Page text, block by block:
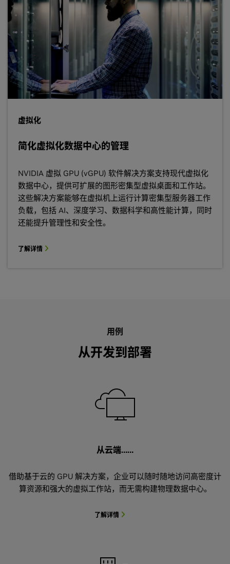
虚拟化
简化虚拟化数据中心的管理
NVIDIA 虚拟 GPU (vGPU) 软件解决方案支持现代虚拟化
数据中心，提供可扩展的图形密集型虚拟桌面和工作站。
这些解决方案能够在虚拟机上运行计算密集型服务器工作
负载，包括 AI、深度学习、数据科学和高性能计算，同时
还能提升管理性和安全性。
了解详情
用例
从开发到部署
从云端……
借助基于云的 GPU 解决方案，企业可以随时随地访问高密度计
算资源和强大的虚拟工作站，而无需构建物理数据中心。
了解详情